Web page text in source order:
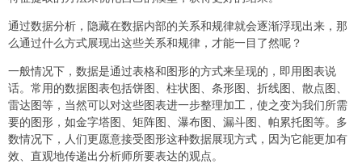
通过数据分析，隐藏在数据内部的关系和规律就会逐渐浮现出来，那
么通过什么方式展现出这些关系和规律，才能一目了然呢？
一般情况下，数据是通过表格和图形的方式来呈现的，即用图表说
话。常用的数据图表包括饼图、柱状图、条形图、折线图、散点图、
雷达图等，当然可以对这些图表进一步整理加工，使之变为我们所需
要的图形，如金字塔图、矩阵图、瀑布图、漏斗图、帕累托图等。多
数情况下，人们更愿意接受图形这种数据展现方式，因为它能更加有
效、直观地传递出分析师所要表达的观点。